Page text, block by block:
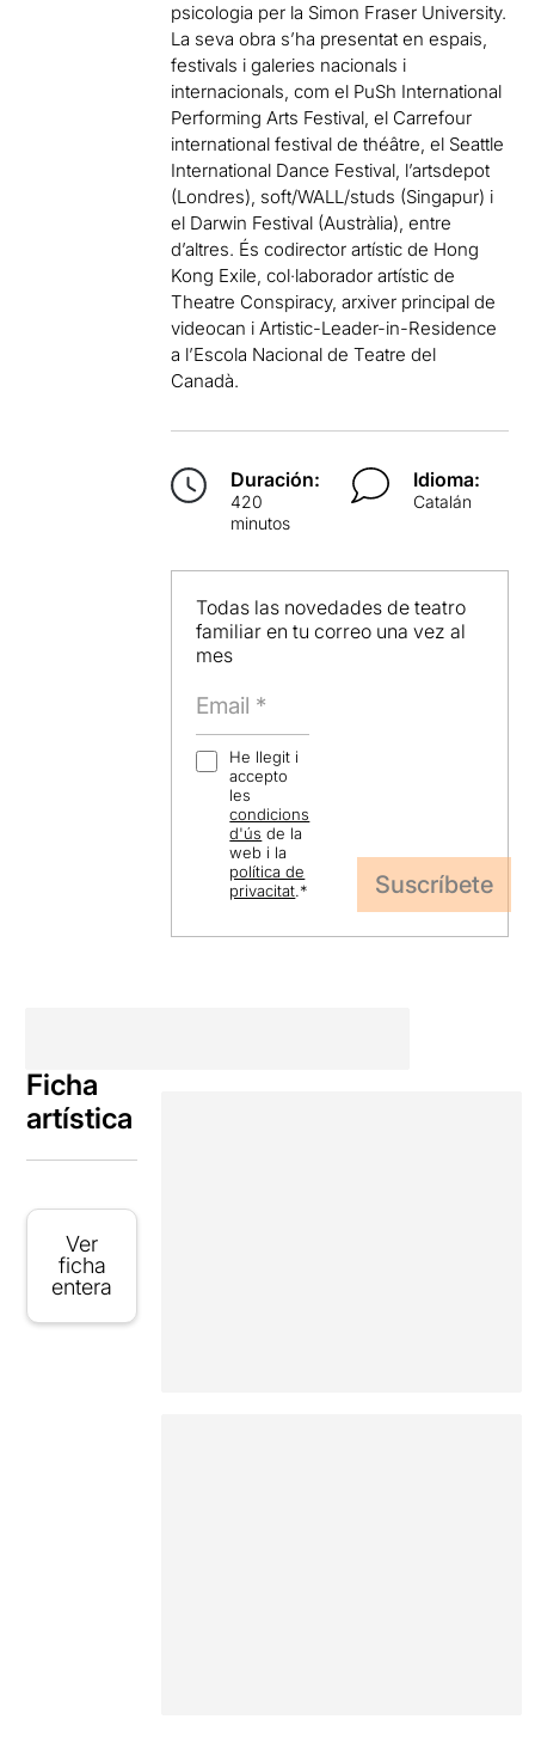
psicologia per la Simon Fraser University.
La seva obra s’ha presentat en espais,
festivals i galeries nacionals i
internacionals, com el PuSh International
Performing Arts Festival, el Carrefour
international festival de théâtre, el Seattle
International Dance Festival, l’artsdepot
(Londres), soft/WALL/studs (Singapur) i
el Darwin Festival (Austràlia), entre
d’altres. És codirector artístic de Hong
Kong Exile, col·laborador artístic de
Theatre Conspiracy, arxiver principal de
videocan i Artistic-Leader-in-Residence
a l’Escola Nacional de Teatre del
Canadà.
Duración:
420
minutos
Idioma:
Catalán
Todas las novedades de teatro
familiar en tu correo una vez al
mes
He llegit i
accepto
les
condicions
d'ús de la
web i la
política de
privacitat.*
Ficha
artística
Ver
ficha
entera